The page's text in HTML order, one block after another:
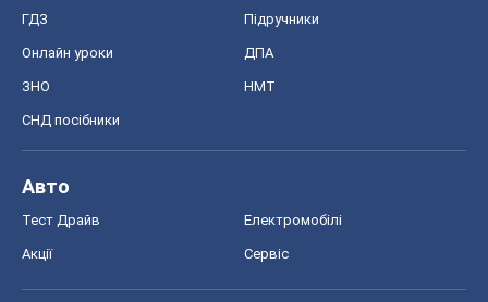
ГДЗ Підручники
Онлайн уроки ДПА
ЗНО НМТ
СНД посібники
Авто
Тест Драйв Електромобілі
Акції Сервіс